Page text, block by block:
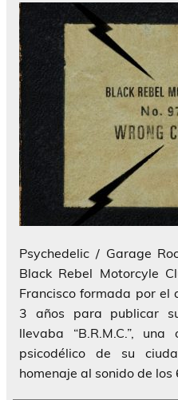
Psychedelic / Garage
Black Rebel Motorcyle
Francisco formada por el
3 años para publicar
llevaba “B.R.M.C.”,
psicodélico de su
homenaje al sonido de